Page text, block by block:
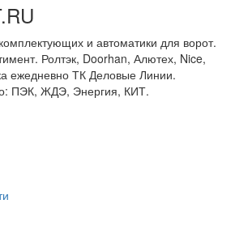
.RU
и автоматики для ворот.
Ролтэк, Doorhan, Алютех, Nice,
ежедневно ТК Деловые Линии.
ПЭК, ЖДЭ, Энергия, КИТ.